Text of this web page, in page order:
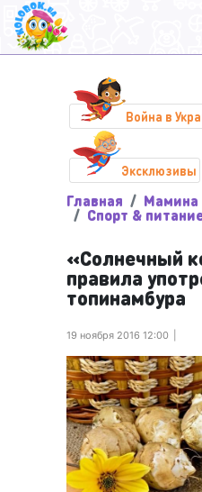
Война в
Эксклюзивы
Главная Мамина
Спорт &
«Солнечный
правила
топинамбура
19 ноября 2016 12:00